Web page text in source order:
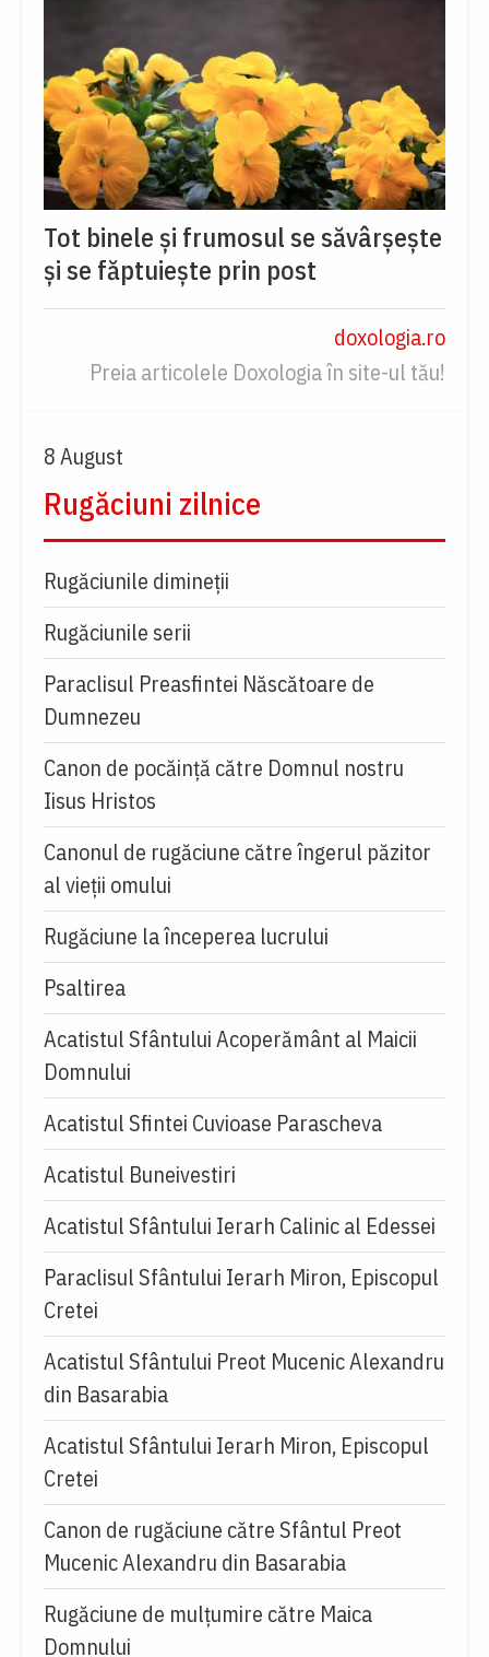
Tot binele și frumosul se săvârșește
și se făptuiește prin post
doxologia.ro
Preia articolele Doxologia în site-ul tău!
8 August
Rugăciuni zilnice
Rugăciunile dimineții
Rugăciunile serii
Paraclisul Preasfintei Născătoare de
Dumnezeu
Canon de pocăință către Domnul nostru
Iisus Hristos
Canonul de rugăciune către îngerul păzitor
al vieții omului
Rugăciune la începerea lucrului
Psaltirea
Acatistul Sfântului Acoperământ al Maicii
Domnului
Acatistul Sfintei Cuvioase Parascheva
Acatistul Buneivestiri
Acatistul Sfântului Ierarh Calinic al Edessei
Paraclisul Sfântului Ierarh Miron, Episcopul
Cretei
Acatistul Sfântului Preot Mucenic Alexandru
din Basarabia
Acatistul Sfântului Ierarh Miron, Episcopul
Cretei
Canon de rugăciune către Sfântul Preot
Mucenic Alexandru din Basarabia
Rugăciune de mulţumire către Maica
Domnului